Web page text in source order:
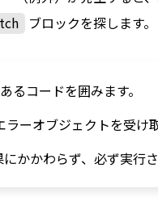
ブロックを探します。
るコードを囲みます。
ーオブジェクトを受け
かかわらず、必ず実行